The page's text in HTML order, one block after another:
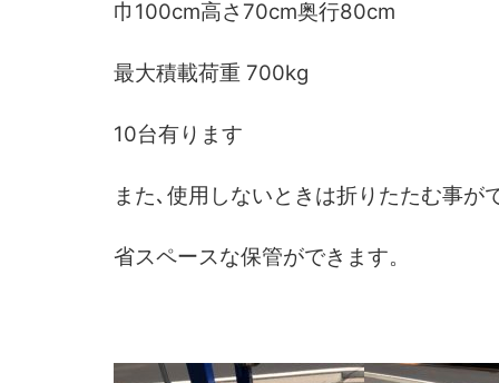
巾100cm高さ70cm奥行80cm
最大積載荷重 700kg
10台有ります
また､使用しないときは折りたたむ事が
省スペースな保管ができます。